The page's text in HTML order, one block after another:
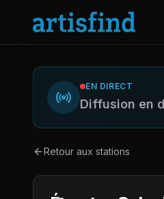
EN DIRECT
Diffusion en
Retour aux stations